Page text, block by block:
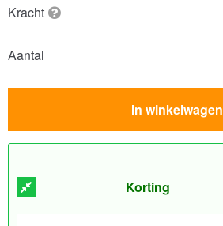
Kracht
Aantal
In winkelwagen
Korting